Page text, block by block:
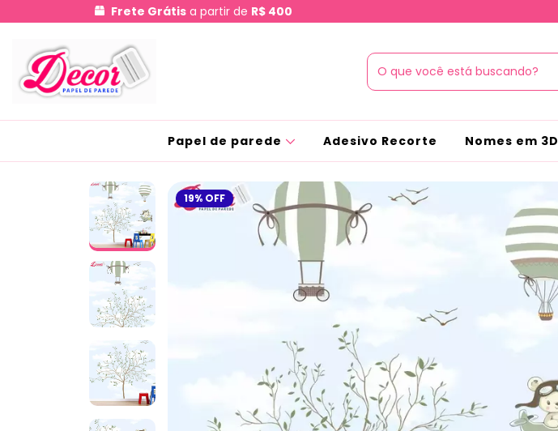
Frete Grátis a partir de R$ 400
Papel de parede Adesivo Recorte Nomes em 3D
19% OFF